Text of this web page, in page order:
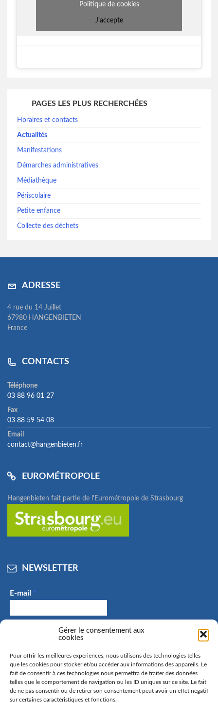
Gérer le consentement aux
cookies
Pour offrir les meilleures expériences, nous utilisons des technologies telles
que les cookies pour stocker et/ou accéder aux informations des appareils. Le
fait de consentir à ces technologies nous permettra de traiter des données
telles que le comportement de navigation ou les ID uniques sur ce site. Le fait
de ne pas consentir ou de retirer son consentement peut avoir un effet négatif
sur certaines caractéristiques et fonctions.
Politique de cookies
J’accepte
PAGES LES PLUS RECHERCHÉES
Horaires et contacts
Actualités
Manifestations
Démarches administratives
Médiathèque
Périscolaire
Petite enfance
Collecte des déchets
ADRESSE
4 rue du 14 Juillet
67980 HANGENBIETEN
France
CONTACTS
Téléphone
03 88 96 01 27
Fax
03 88 59 54 08
Email
contact@hangenbieten.fr
EUROMÉTROPOLE
Hangenbieten fait partie de l'Eurométropole de Strasbourg
NEWSLETTER
E-mail *
J'accepte de recevoir des e-mails et confirme avoir
pris connaissance de la politique de confidentialité.
La commune de Hangenbieten collecte votre adresse mail
afin de vous envoyer notre lettre d’information. Vous